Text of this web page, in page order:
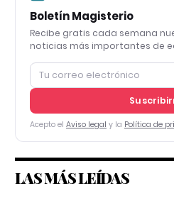
Boletín Magisterio
Recibe gratis cada semana
noticias más importantes de
Acepto el Aviso legal y la Política de
LAS MÁS LEÍDAS